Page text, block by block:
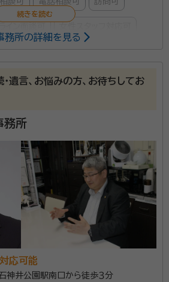
コ）
行政書士、終活アドバイザー
属 郵便局、毎日新聞社 遺言・相続手続相談
養成講座講師 2016年6月 開業 2018年1
用時期：2026/6
問かけにも丁寧に答えてくれたから。
て、安心して任せられる書士さんです。
士事務所での勤務ののち、2018年に独
を最後までできるか、とても不安に思
務所の詳細を見る
遺言、お悩みの方、お待ちしてお
務所
応可能
神井公園駅南口から徒歩３分